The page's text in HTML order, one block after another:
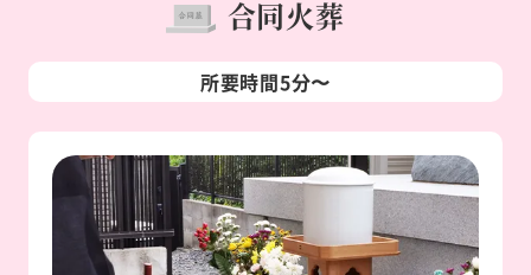
合同火葬
所要時間5分〜